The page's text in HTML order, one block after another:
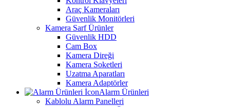
Araç Kameraları
Güvenlik Monitörleri
Kamera Sarf Ürünler
Güvenlik HDD
Cam Box
Kamera Direği
Kamera Soketleri
Uzatma Aparatları
Kamera Adaptörler
Alarm Ürünleri
Kablolu Alarm Panelleri